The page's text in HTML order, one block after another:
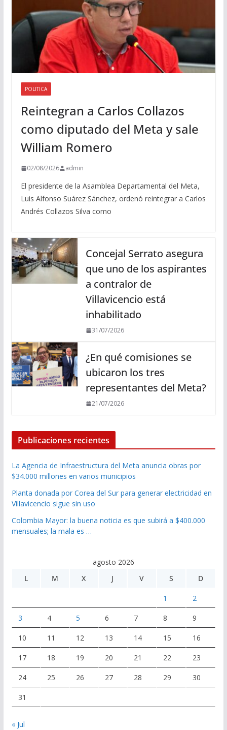
POLITICA
Reintegran a Carlos Collazos
como diputado del Meta y sale
William Romero
02/08/2026 admin
El presidente de la Asamblea Departamental del Meta,
Luis Alfonso Suárez Sánchez, ordenó reintegrar a Carlos
Andrés Collazos Silva como
Concejal Serrato asegura
que uno de los aspirantes
a contralor de
Villavicencio está
inhabilitado
31/07/2026
¿En qué comisiones se
ubicaron los tres
representantes del Meta?
21/07/2026
Publicaciones recientes
La Agencia de Infraestructura del Meta anuncia obras por
$34.000 millones en varios municipios
Planta donada por Corea del Sur para generar electricidad en
Villavicencio sigue sin uso
Colombia Mayor: la buena noticia es que subirá a $400.000
mensuales; la mala es …
agosto 2026
L
M X J V S D
1 2
3 4 5 6 7 8 9
10 11 12 13 14 15 16
17 18 19 20 21 22 23
24 25 26 27 28 29 30
31
« Jul